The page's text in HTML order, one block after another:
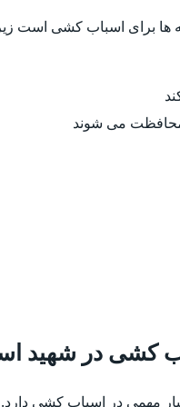
ها برای اسباب کشی است
محافظت می شوند
کشی در شهید
مهمی در اسباب کشی دارد.